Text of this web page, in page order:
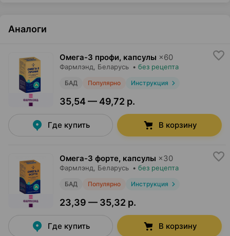
Аналоги
Омега-3 профи, капсулы ×60
Фармлэнд , Беларусь • без рецепта
БАД Популярно Инструкция
35,54 — 49,72 р.
Где купить В корзину
Омега-3 форте, капсулы ×30
Фармлэнд , Беларусь • без рецепта
БАД Популярно Инструкция
23,39 — 35,32 р.
Где купить В корзину